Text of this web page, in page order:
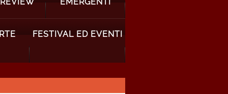
FESTIVAL ED EVENTI